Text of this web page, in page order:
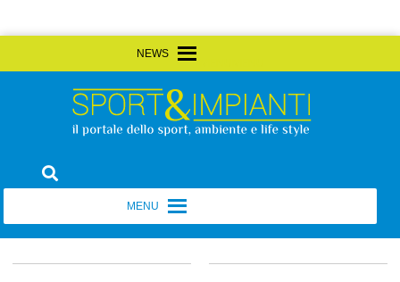
to
Sport&Impianti